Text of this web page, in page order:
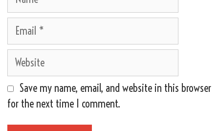
Email
Website
Save my name, email, and website in this browser
for the next time I comment.